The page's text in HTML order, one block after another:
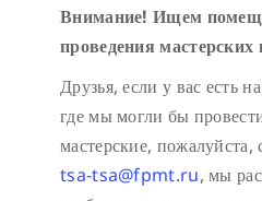
Внимание! Ищем
проведения мастерских
Друзья, если у вас есть
где мы могли бы
мастерские, пожалуйста,
tsa-tsa@fpmt.ru, мы